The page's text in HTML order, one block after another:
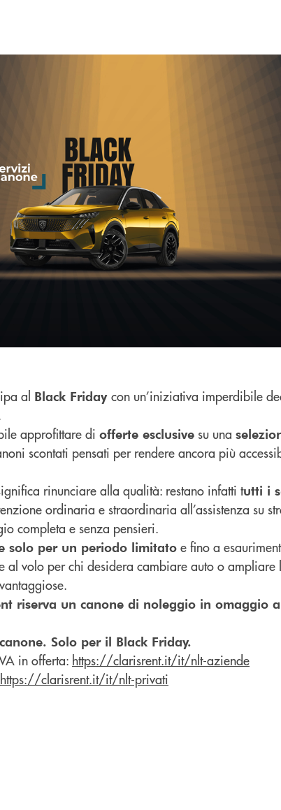
al Black Friday con un’iniziativa imperdibile
approfittare di offerte esclusive su una
scontati pensati per rendere ancora più
rinunciare alla qualità: restano infatti tutti i
ordinaria e straordinaria all’assistenza su
completa e senza pensieri.
solo per un periodo limitato e fino a
al volo per chi desidera cambiare auto o ampliare
riserva un canone di noleggio in omaggio
Solo per il Black Friday.
in offerta: https://clarisrent.it/it/nlt-aziende
https://clarisrent.it/it/nlt-privati